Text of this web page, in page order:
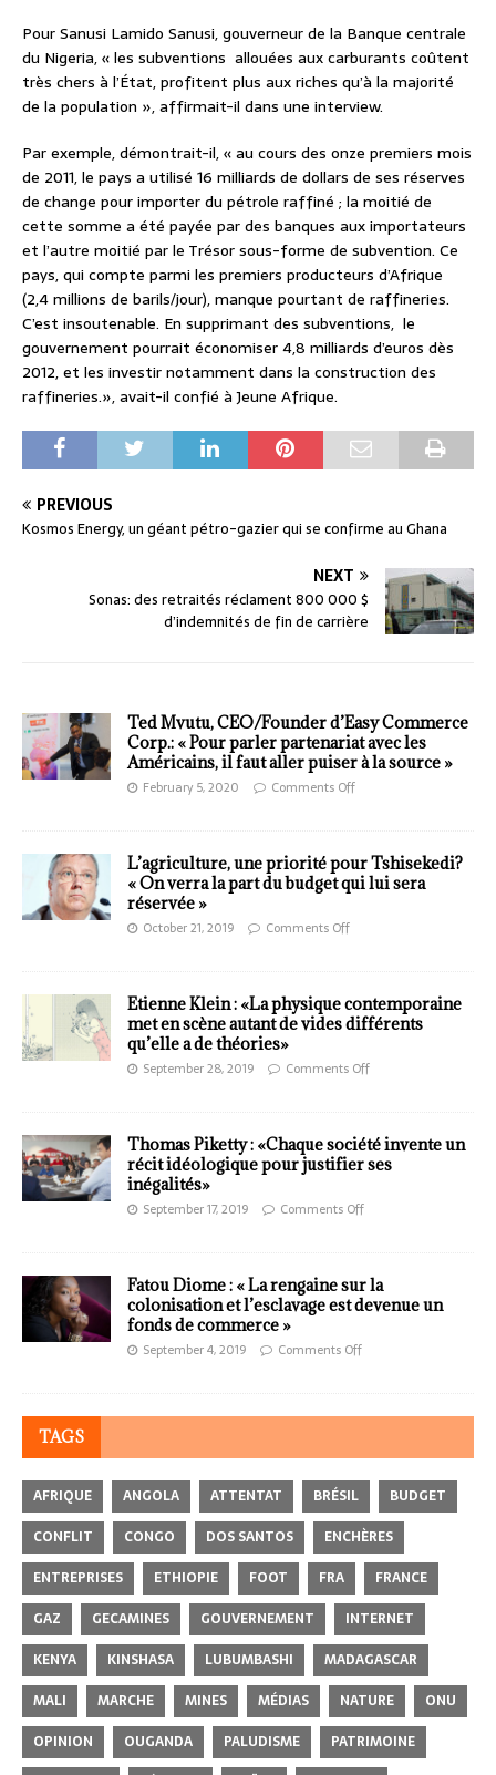
Pour Sanusi Lamido Sanusi, gouverneur de la Banque centrale
du Nigeria, « les subventions allouées aux carburants coûtent
très chers à l’État, profitent plus aux riches qu’à la majorité
de la population », affirmait-il dans une interview.
Par exemple, démontrait-il, « au cours des onze premiers mois
de 2011, le pays a utilisé 16 milliards de dollars de ses réserves
de change pour importer du pétrole raffiné ; la moitié de
cette somme a été payée par des banques aux importateurs
et l’autre moitié par le Trésor sous-forme de subvention. Ce
pays, qui compte parmi les premiers producteurs d’Afrique
(2,4 millions de barils/jour), manque pourtant de raffineries.
C’est insoutenable. En supprimant des subventions, le
gouvernement pourrait économiser 4,8 milliards d’euros dès
2012, et les investir notamment dans la construction des
raffineries.», avait-il confié à Jeune Afrique.
PREVIOUS
Kosmos Energy, un géant pétro-gazier qui se confirme au Ghana
NEXT
Sonas: des retraités réclament 800 000 $
d’indemnités de fin de carrière
Ted Mvutu, CEO/Founder d’Easy Commerce
Corp.: « Pour parler partenariat avec les
Américains, il faut aller puiser à la source »
February 5, 2020 Comments Off
L’agriculture, une priorité pour Tshisekedi?
« On verra la part du budget qui lui sera
réservée »
October 21, 2019 Comments Off
Etienne Klein : «La physique contemporaine
met en scène autant de vides différents
qu’elle a de théories»
September 28, 2019 Comments Off
Thomas Piketty : «Chaque société invente un
récit idéologique pour justifier ses
inégalités»
September 17, 2019 Comments Off
Fatou Diome : « La rengaine sur la
colonisation et l’esclavage est devenue un
fonds de commerce »
September 4, 2019 Comments Off
TAGS
AFRIQUE ANGOLA ATTENTAT BRÉSIL
BUDGET
CONFLIT
CONGO DOS SANTOS
ENCHÈRES
ENTREPRISES
ETHIOPIE FOOT FRA
FRANCE
GAZ
GECAMINES GOUVERNEMENT
INTERNET
KENYA
KINSHASA LUBUMBASHI
MADAGASCAR
MALI
MARCHE MINES MÉDIAS NATURE
ONU
OPINION
OUGANDA PALUDISME
PATRIMOINE